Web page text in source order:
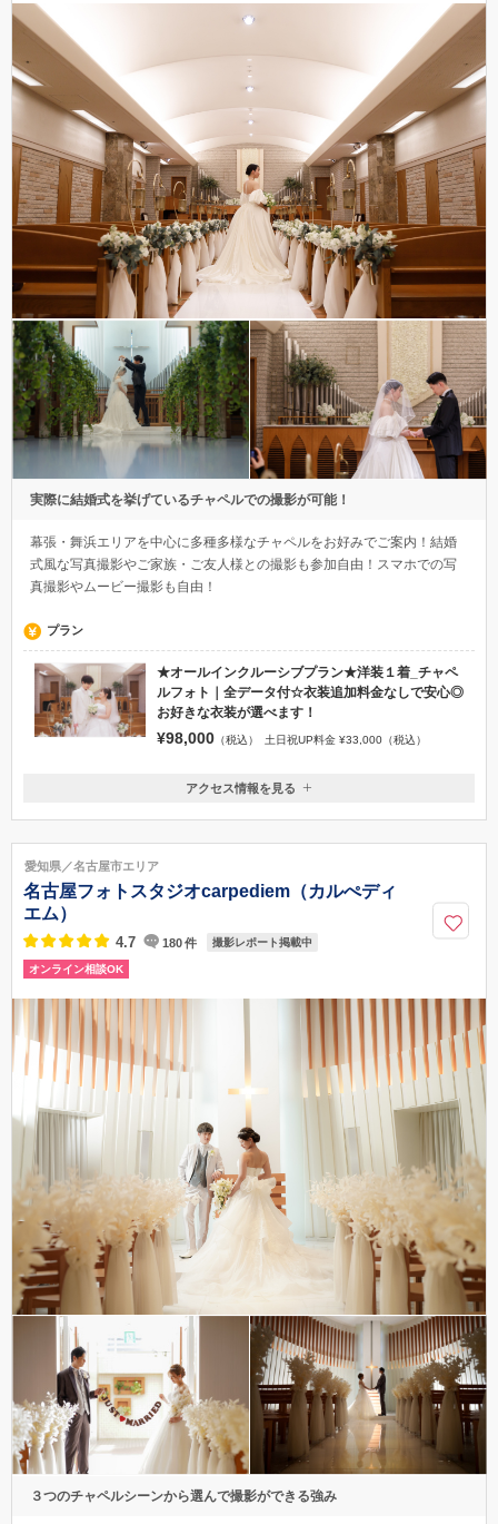
実際に結婚式を挙げているチャペルでの撮影が可能！
幕張・舞浜エリアを中心に多種多様なチャペルをお好みでご案内！結婚
式風な写真撮影やご家族・ご友人様との撮影も参加自由！スマホでの写
真撮影やムービー撮影も自由！
プラン
★オールインクルーシブプラン★洋装１着_チャペ
ルフォト｜全データ付☆衣装追加料金なしで安心◎
お好きな衣装が選べます！
¥98,000 （税込） 土日祝UP料金 ¥33,000（税込）
千葉県千葉市美浜区中瀬2-6-1WBGマリブイースト2階
0120-945-906
アクセス情報を見る
愛知県／名古屋市エリア
名古屋フォトスタジオcarpediem（カルぺディ
エム）
4.7 180件 撮影レポート掲載中
オンライン相談OK
３つのチャペルシーンから選んで撮影ができる強み